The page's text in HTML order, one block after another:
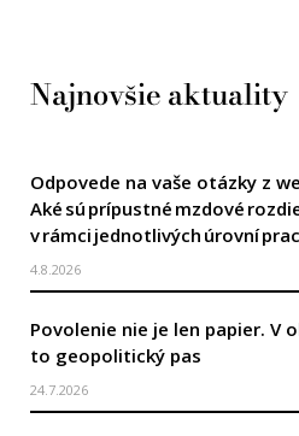
Najnovšie aktuality
Odpovede na vaše otázky z
Aké sú prípustné mzdové
v rámci jednotlivých úrovní
4.8.2026
Povolenie nie je len papier. V
to geopolitický pas
24.7.2026